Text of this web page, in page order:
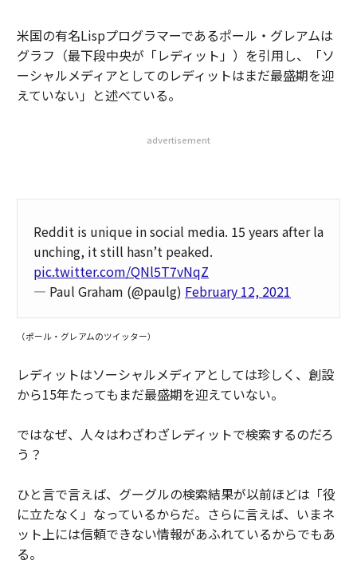
米国の有名Lispプログラマーであるポール・グレアムは
グラフ（最下段中央が「レディット」）を引用し、「ソ
ーシャルメディアとしてのレディットはまだ最盛期を迎
えていない」と述べている。
advertisement
Reddit is unique in social media. 15 years after la
unching, it still hasn’t peaked.
pic.twitter.com/QNl5T7vNqZ
— Paul Graham (@paulg) February 12, 2021
（ポール・グレアムのツイッター）
レディットはソーシャルメディアとしては珍しく、創設
から15年たってもまだ最盛期を迎えていない。
ではなぜ、人々はわざわざレディットで検索するのだろ
う？
ひと言で言えば、グーグルの検索結果が以前ほどは「役
に立たなく」なっているからだ。さらに言えば、いまネ
ット上には信頼できない情報があふれているからでもあ
る。